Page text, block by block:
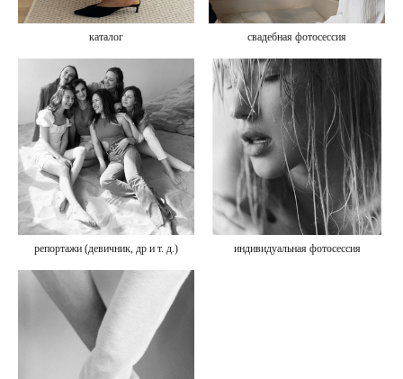
каталог свадебная фотосессия
репортажи (девичник, др и т. д.) индивидуальная фотосессия